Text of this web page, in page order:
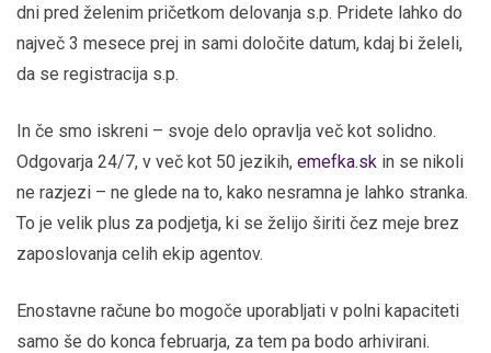
dni pred želenim pričetkom delovanja s.p. Pridete lahko do
največ 3 mesece prej in sami določite datum, kdaj bi želeli,
da se registracija s.p.
In če smo iskreni – svoje delo opravlja več kot solidno.
Odgovarja 24/7, v več kot 50 jezikih, emefka.sk in se nikoli
ne razjezi – ne glede na to, kako nesramna je lahko stranka.
To je velik plus za podjetja, ki se želijo širiti čez meje brez
zaposlovanja celih ekip agentov.
Enostavne račune bo mogoče uporabljati v polni kapaciteti
samo še do konca februarja, za tem pa bodo arhivirani.